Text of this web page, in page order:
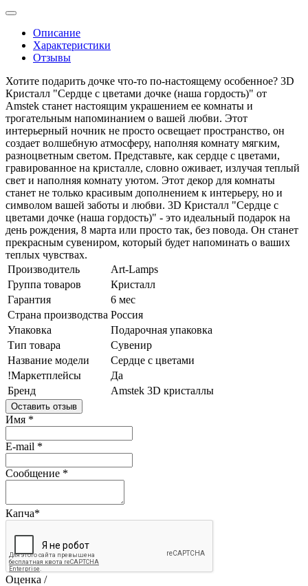
Описание
Характеристики
Отзывы
Хотите подарить дочке что-то по-настоящему особенное? 3D
Кристалл "Сердце с цветами дочке (наша гордость)" от
Amstek станет настоящим украшением ее комнаты и
трогательным напоминанием о вашей любви. Этот
интерьерный ночник не просто освещает пространство, он
создает волшебную атмосферу, наполняя комнату мягким,
разноцветным светом. Представьте, как сердце с цветами,
гравированное на кристалле, словно оживает, излучая теплый
свет и наполняя комнату уютом. Этот декор для комнаты
станет не только красивым дополнением к интерьеру, но и
символом вашей заботы и любви. 3D Кристалл "Сердце с
цветами дочке (наша гордость)" - это идеальный подарок на
день рождения, 8 марта или просто так, без повода. Он станет
прекрасным сувениром, который будет напоминать о ваших
теплых чувствах.
Производитель
Art-Lamps
Группа товаров
Кристалл
Гарантия
6 мес
Страна производства Россия
Упаковка
Подарочная упаковка
Тип товара
Сувенир
Название модели
Сердце с цветами
!Маркетплейсы
Да
Бренд
Amstek 3D кристаллы
Оставить отзыв
Имя *
E-mail *
Сообщение *
Капча*
Оценка /